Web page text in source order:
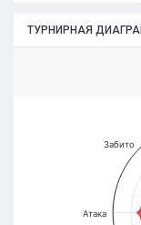
ТУРНИРНАЯ
Атака
Забито